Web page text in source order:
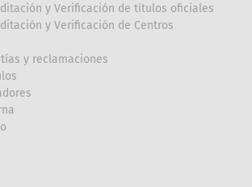
y Verificación de títulos oficiales
y Verificación de Centros
y reclamaciones